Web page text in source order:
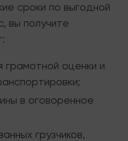
сроки по выгодной
вы получите
оценки и
в оговоренное
грузчиков,